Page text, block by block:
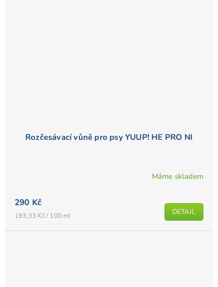
Rozčesávací vůně pro psy YUUP! HE PRO NI
produktu
je
Máme skladem
290 Kč
Měrná
193,33 Kč / 100 ml DETAIL